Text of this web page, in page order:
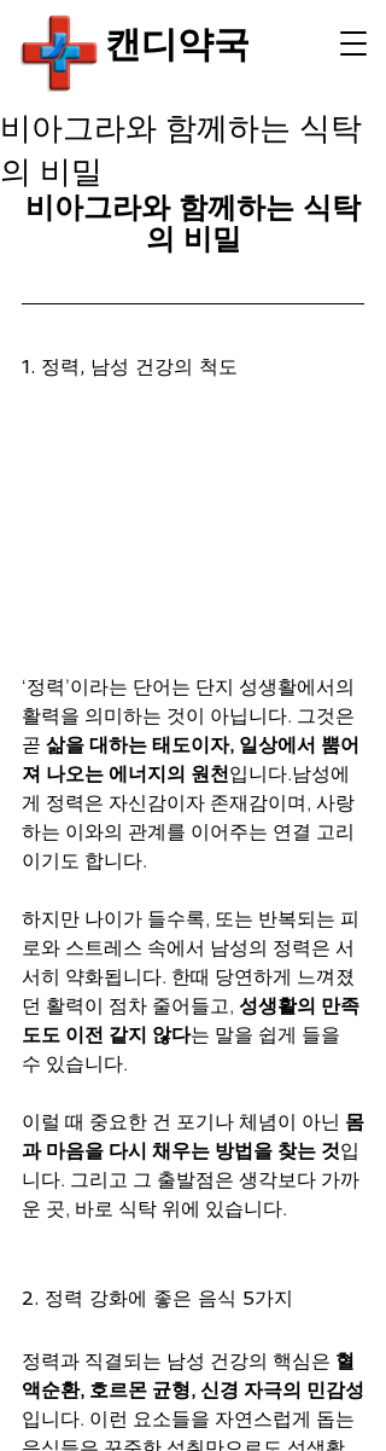
​캔디약국
비아그라와 함께하는 식탁
의 비밀
비아그라와 함께하는 식탁
의 비밀
1. 정력, 남성 건강의 척도
‘정력’이라는 단어는 단지 성생활에서의
활력을 의미하는 것이 아닙니다. 그것은
곧 삶을 대하는 태도이자, 일상에서 뿜어
져 나오는 에너지의 원천입니다.남성에
게 정력은 자신감이자 존재감이며, 사랑
하는 이와의 관계를 이어주는 연결 고리
이기도 합니다.
하지만 나이가 들수록, 또는 반복되는 피
로와 스트레스 속에서 남성의 정력은 서
서히 약화됩니다. 한때 당연하게 느껴졌
던 활력이 점차 줄어들고, 성생활의 만족
도도 이전 같지 않다는 말을 쉽게 들을
수 있습니다.
이럴 때 중요한 건 포기나 체념이 아닌 몸
과 마음을 다시 채우는 방법을 찾는 것입
니다. 그리고 그 출발점은 생각보다 가까
운 곳, 바로 식탁 위에 있습니다.
2. 정력 강화에 좋은 음식 5가지
정력과 직결되는 남성 건강의 핵심은 혈
액순환, 호르몬 균형, 신경 자극의 민감성
입니다. 이런 요소들을 자연스럽게 돕는